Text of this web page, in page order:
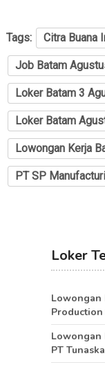
Tags: Citra Buana
Job Batam
Loker Batam 3
Loker Batam
Lowongan Kerja
PT SP
Loker
Lowongan
Production
Lowongan
PT